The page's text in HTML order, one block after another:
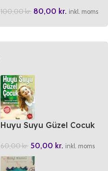
100,00kr. 80,00 kr. inkl. moms
Huyu Suyu Güzel Cocuk
60,00kr. 50,00 kr. inkl. moms